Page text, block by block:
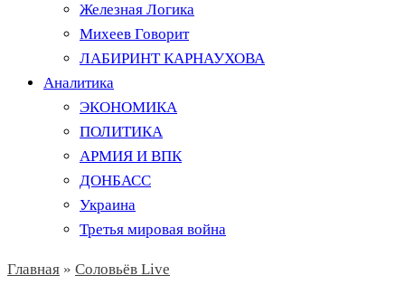
Железная Логика
Михеев Говорит
ЛАБИРИНТ КАРНАУХОВА
Аналитика
ЭКОНОМИКА
ПОЛИТИКА
АРМИЯ И ВПК
ДОНБАСС
Украина
Третья мировая война
Главная » Соловьёв Live